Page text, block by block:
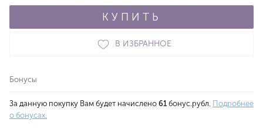
КУПИТЬ
В ИЗБРАННОЕ
Бонусы
За данную покупку Вам будет начислено 61 бонус.рубл. Подробнее
о бонусах.